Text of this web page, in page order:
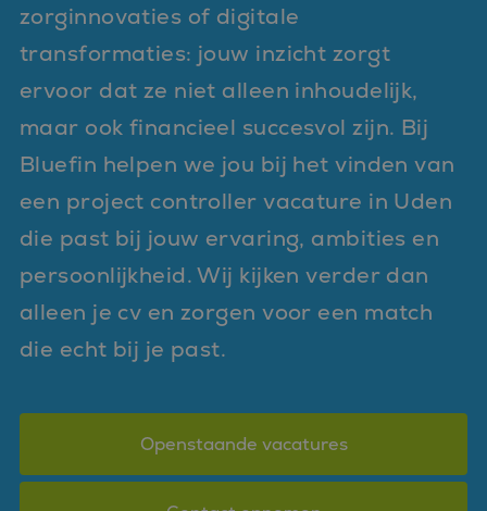
zorginnovaties of digitale
transformaties: jouw inzicht zorgt
ervoor dat ze niet alleen inhoudelijk,
maar ook financieel succesvol zijn. Bij
Bluefin helpen we jou bij het vinden van
een project controller vacature in Uden
die past bij jouw ervaring, ambities en
persoonlijkheid. Wij kijken verder dan
alleen je cv en zorgen voor een match
die echt bij je past.
Openstaande vacatures